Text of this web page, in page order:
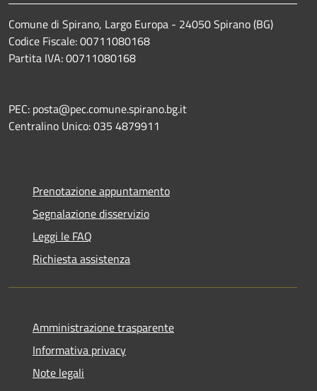
Comune di Spirano, Largo Europa - 24050 Spirano (BG)
Codice Fiscale: 00711080168
Partita IVA: 00711080168
PEC: posta@pec.comune.spirano.bg.it
Centralino Unico: 035 4879911
Prenotazione appuntamento
Segnalazione disservizio
Leggi le FAQ
Richiesta assistenza
Amministrazione trasparente
Informativa privacy
Note legali